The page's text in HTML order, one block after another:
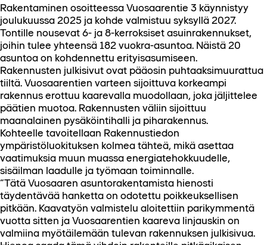
Rakentaminen osoitteessa Vuosaarentie 3 käynnistyy
joulukuussa 2025 ja kohde valmistuu syksyllä 2027.
Tontille nousevat 6- ja 8-kerroksiset asuinrakennukset,
joihin tulee yhteensä 182 vuokra-asuntoa. Näistä 20
asuntoa on kohdennettu erityisasumiseen.
Rakennusten julkisivut ovat pääosin puhtaaksimuurattua
tiiltä. Vuosaarentien varteen sijoittuva korkeampi
rakennus erottuu kaarevalla muodollaan, joka jäljittelee
päätien muotoa. Rakennusten väliin sijoittuu
maanalainen pysäköintihalli ja piharakennus.
Kohteelle tavoitellaan Rakennustiedon
ympäristöluokituksen kolmea tähteä, mikä asettaa
vaatimuksia muun muassa energiatehokkuudelle,
sisäilman laadulle ja työmaan toiminnalle.
”Tätä Vuosaaren asuntorakentamista hienosti
täydentävää hanketta on odotettu poikkeuksellisen
pitkään. Kaavatyön valmistelu aloitettiin parikymmentä
vuotta sitten ja Vuosaarentien kaareva linjauskin on
valmiina myötäilemään tulevan rakennuksen julkisivua.